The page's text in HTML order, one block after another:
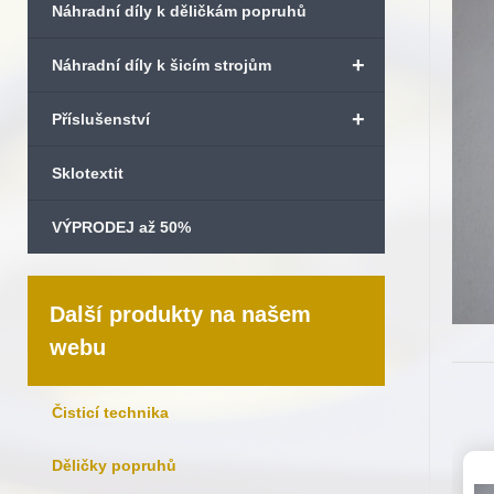
Náhradní díly k děličkám popruhů
+
Náhradní díly k šicím strojům
+
Příslušenství
Sklotextit
VÝPRODEJ až 50%
Další produkty na našem
webu
Čisticí technika
Děličky popruhů